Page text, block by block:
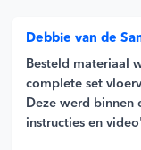
Debbie van de
Besteld materiaal
complete set
Deze werd binnen
instructies en